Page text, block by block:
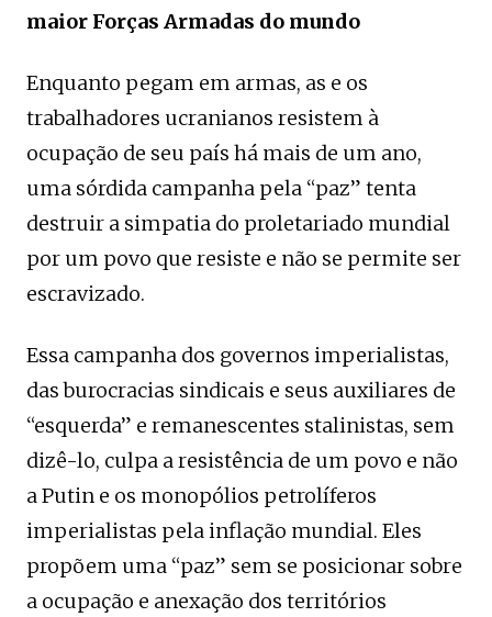
maior Forças Armadas do mundo
Enquanto pegam em armas, as e os
trabalhadores ucranianos resistem à
ocupação de seu país há mais de um ano,
uma sórdida campanha pela “paz” tenta
destruir a simpatia do proletariado mundial
por um povo que resiste e não se permite ser
escravizado.
Essa campanha dos governos imperialistas,
das burocracias sindicais e seus auxiliares de
“esquerda” e remanescentes stalinistas, sem
dizê-lo, culpa a resistência de um povo e não
a Putin e os monopólios petrolíferos
imperialistas pela inflação mundial. Eles
propõem uma “paz” sem se posicionar sobre
a ocupação e anexação dos territórios